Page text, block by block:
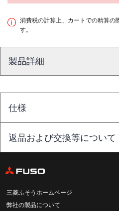
消費税の計算上、カートでの精算の
す。
製品詳細
仕様
返品および交換等について
三菱ふそうホームページ
弊社の製品について